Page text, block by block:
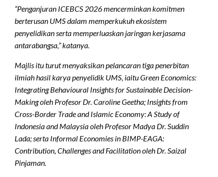
“Penganjuran ICEBCS 2026 mencerminkan komitmen
berterusan UMS dalam memperkukuh ekosistem
penyelidikan serta memperluaskan jaringan kerjasama
antarabangsa,” katanya.
Majlis itu turut menyaksikan pelancaran tiga penerbitan
ilmiah hasil karya penyelidik UMS, iaitu Green Economics:
Integrating Behavioural Insights for Sustainable Decision-
Making oleh Profesor Dr. Caroline Geetha; Insights from
Cross-Border Trade and Islamic Economy: A Study of
Indonesia and Malaysia oleh Profesor Madya Dr. Suddin
Lada; serta Informal Economies in BIMP-EAGA:
Contribution, Challenges and Facilitation oleh Dr. Saizal
Pinjaman.